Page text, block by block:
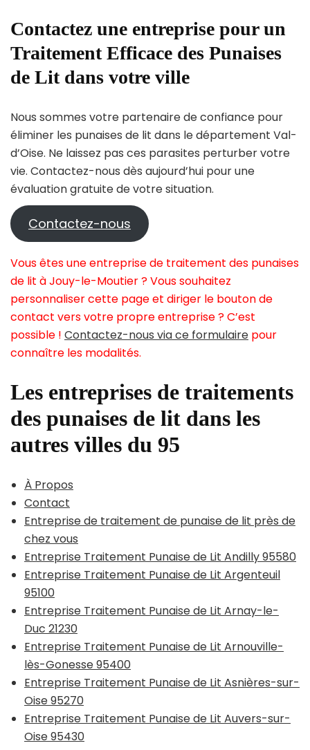
Contactez une entreprise pour un
Traitement Efficace des Punaises
de Lit dans votre ville
Nous sommes votre partenaire de confiance pour
éliminer les punaises de lit dans le département Val-
d’Oise. Ne laissez pas ces parasites perturber votre
vie. Contactez-nous dès aujourd’hui pour une
évaluation gratuite de votre situation.
Contactez-nous
Vous êtes une entreprise de traitement des punaises
de lit à Jouy-le-Moutier ? Vous souhaitez
personnaliser cette page et diriger le bouton de
contact vers votre propre entreprise ? C’est
possible ! Contactez-nous via ce formulaire pour
connaître les modalités.
Les entreprises de traitements
des punaises de lit dans les
autres villes du 95
À Propos
Contact
Entreprise de traitement de punaise de lit près de
chez vous
Entreprise Traitement Punaise de Lit Andilly 95580
Entreprise Traitement Punaise de Lit Argenteuil
95100
Entreprise Traitement Punaise de Lit Arnay-le-
Duc 21230
Entreprise Traitement Punaise de Lit Arnouville-
lès-Gonesse 95400
Entreprise Traitement Punaise de Lit Asnières-sur-
Oise 95270
Entreprise Traitement Punaise de Lit Auvers-sur-
Oise 95430